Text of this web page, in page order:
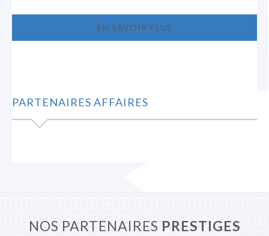
EN SAVOIR PLUS
PARTENAIRES AFFAIRES
NOS PARTENAIRES PRESTIGES